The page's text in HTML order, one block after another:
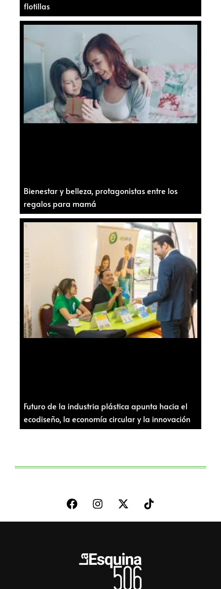
flotillas
Bienestar y belleza, protagonistas entre los
regalos para mamá
Futuro de la industria plástica apunta hacia el
ecodiseño, la economía circular y la innovación